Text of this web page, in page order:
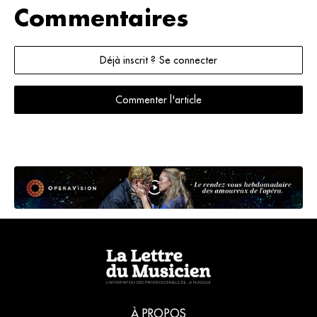
à l’intention
des
sourdes. Une
perspective
artistique qui
dépasse la
seule
question de
Commentaires
Déjà inscrit ? Se connecter
Commenter l'article
À PROPOS